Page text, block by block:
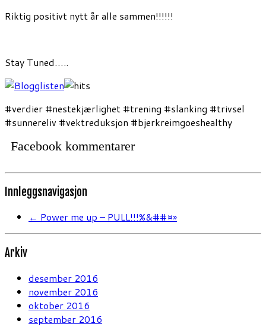
Riktig positivt nytt år alle sammen!!!!!!
Stay Tuned…..
#verdier #nestekjærlighet #trening #slanking #trivsel
#sunnereliv #vektreduksjon #bjerkreimgoeshealthy
Facebook kommentarer
Innleggsnavigasjon
← Power me up – PULL!!!%&##¤»
Arkiv
desember 2016
november 2016
oktober 2016
september 2016